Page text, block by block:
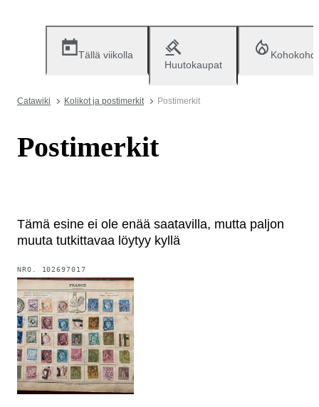
Tällä viikolla
Huutokaupat
Catawiki Kolikot ja postimerkit Postimerkit
Postimerkit
Tämä esine ei ole enää saatavilla, mutta paljon
muuta tutkittavaa löytyy kyllä
NRO. 102697017